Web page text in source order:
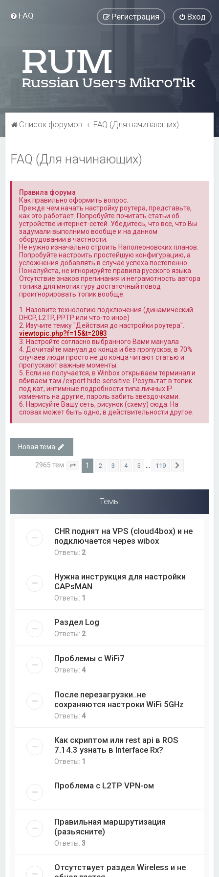
FAQ Вход
Регистрация
Список форумов FAQ (Для начинающих)
FAQ (Для начинающих)
Правила форума
Как правильно оформить вопрос.
Прежде чем начать настройку роутера, представьте,
как это работает. Попробуйте почитать статьи об
устройстве интернет-сетей. Убедитесь, что всё, что Вы
задумали выполнимо вообще и на данном
оборудовании в частности.
Не нужно изначально строить Наполеоновских планов.
Попробуйте настроить простейшую конфигурацию, а
усложнения добавлять в случае успеха постепенно.
Пожалуйста, не игнорируйте правила русского языка.
Отсутствие знаков препинания и неграмотность автора
топика для многих гуру достаточный повод
проигнорировать топик вообще.
1. Назовите технологию подключения (динамический
DHCP, L2TP, PPTP или что-то иное)
2. Изучите темку "Действия до настройки роутера".
viewtopic.php?f=15&t=2083
3. Настройте согласно выбранного Вами мануала
4. Дочитайте мануал до конца и без пропусков, в 70%
случаев люди просто не до конца читают статью и
пропускают важные моменты.
5. Если не получается, в Winbox открываем терминал и
вбиваем там /export hide-sensitive. Результат в топик
под кат, интимные подробности типа личных IP
изменить на другие, пароль забить звездочками.
6. Нарисуйте Вашу сеть, рисунок (схему) сюда. На
словах может быть одно, в действительности другое.
Новая тема
2965 тем Страница из 119
1 2 3 4 5 119
Темы
CHR поднят на VPS (cloud4box) и не
подключается через wibox
Ответы: 2
Нужна инструкция для настройки
CAPsMAN
Ответы: 1
Раздел Log
Ответы: 2
Проблемы с WiFi7
Ответы:4
После перезагрузки..не
сохраняются настроки WiFi 5GHz
Ответы:4
Как скриптом или rest api в ROS
7.14.3 узнать в Interface Rx?
Ответы: 1
Проблема с L2TP VPN-ом
Правильная маршрутизация
(разьясните)
Ответы:3
Отсутствует раздел Wireless и не